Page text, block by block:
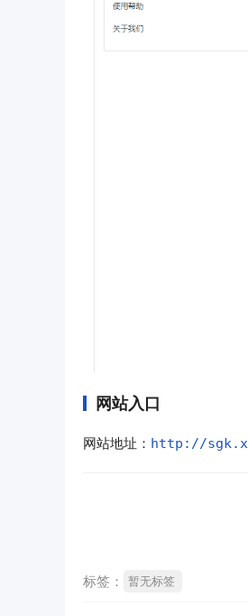
网站入口
网站地址： http://
标签： 暂无标签